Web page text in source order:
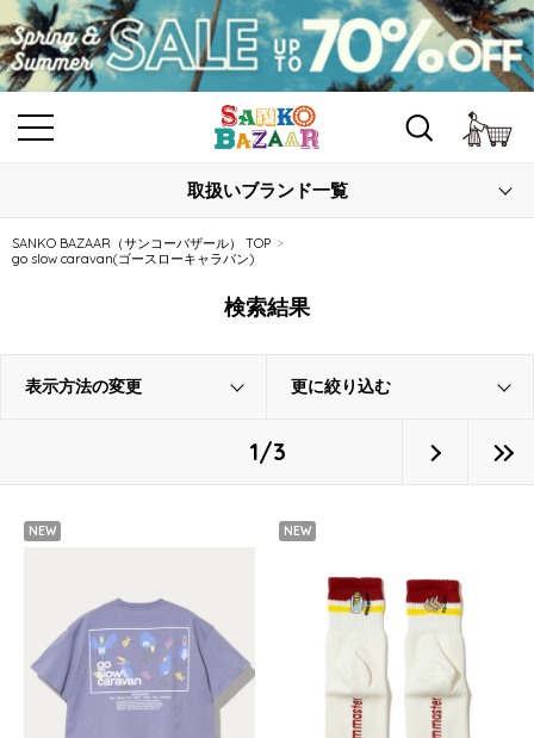
取扱いブランド一覧
SANKO BAZAAR（サンコーバザール） TOP
go slow caravan(ゴースローキャラバン)
検索結果
表示方法の変更 更に絞り込む
1/3
NEW NEW